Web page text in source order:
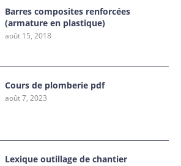
Barres composites renforcées
(armature en plastique)
août 15, 2018
Cours de plomberie pdf
août 7, 2023
Lexique outillage de chantier